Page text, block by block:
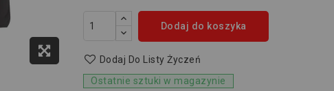
Dodaj do koszyka
Dodaj Do Listy Życzeń
Ostatnie sztuki w magazynie